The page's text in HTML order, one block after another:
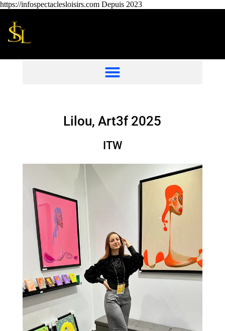
https://infospectaclesloisirs.com Depuis 2023
Lilou, Art3f 2025
ITW